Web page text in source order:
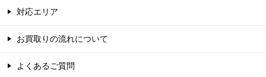
対応エリア
お買取りの流れについて
よくあるご質問